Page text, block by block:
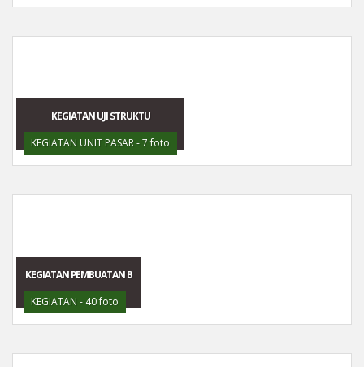
KEGIATAN UJI STRUKTU
KEGIATAN UNIT PASAR - 7 foto
KEGIATAN PEMBUATAN B
KEGIATAN - 40 foto